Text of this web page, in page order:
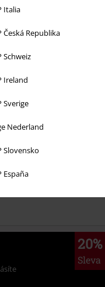
Italia
Česká Republika
Schweiz
Ireland
Sverige
Nederland
Slovensko
España
potřeby
potřeby
předměty
potřeby
20%
Sleva